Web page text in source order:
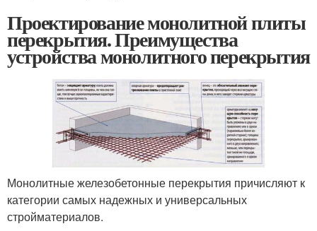
Проектирование монолитной плиты
перекрытия. Преимущества
устройства монолитного перекрытия
Монолитные железобетонные перекрытия причисляют к
категории самых надежных и универсальных
стройматериалов.